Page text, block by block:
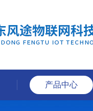
产品中心